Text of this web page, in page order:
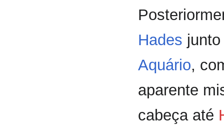
Hades
Aquário,
aparente
cabeça até